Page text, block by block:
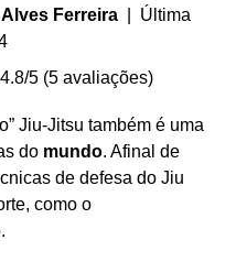
Ferreira | Última
5 (5 avaliações)
Jiu-Jitsu também é uma
do mundo. Afinal de
de defesa do Jiu
como o